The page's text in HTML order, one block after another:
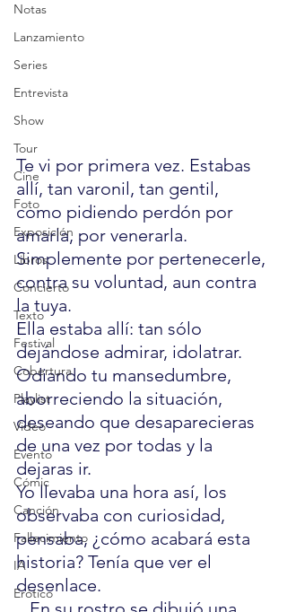
Notas
Lanzamiento
Series
Entrevista
Show
Tour
Cine
Foto
Exposición
Libros
Concierto
Texto
Festival
Cobertura
Playlist
Video
Evento
Cómic
Canción
Fallecimiento
IA
Erótico
Te vi por primera vez. Estabas
allí, tan varonil, tan gentil,
como pidiendo perdón por
amarla, por venerarla.
Simplemente por pertenecerle,
contra su voluntad, aun contra
la tuya.
Ella estaba allí: tan sólo
dejándose admirar, idolatrar.
Odiando tu mansedumbre,
aborreciendo la situación,
deseando que desaparecieras
de una vez por todas y la
dejaras ir.
Yo llevaba una hora así, los
observaba con curiosidad,
pensaba, ¿cómo acabará esta
historia? Tenía que ver el
desenlace.